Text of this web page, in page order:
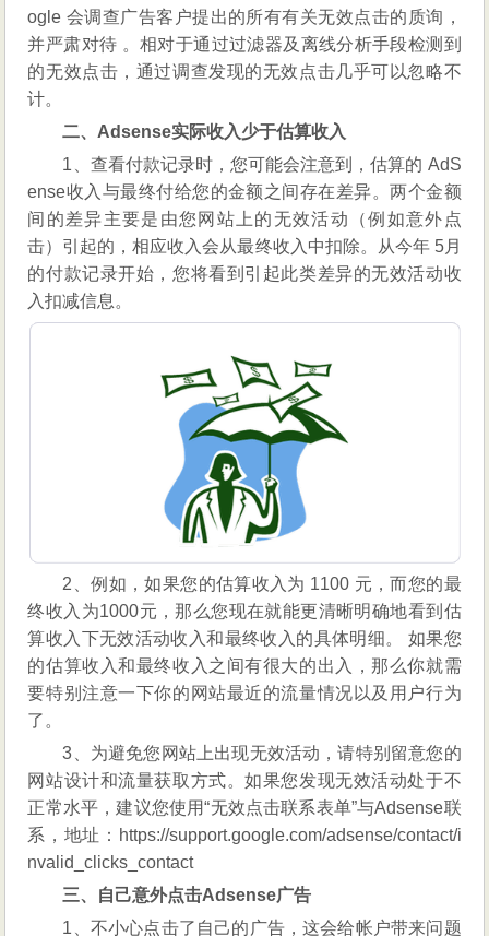
ogle 会调查广告客户提出的所有有关无效点击的质询，
并严肃对待 。相对于通过过滤器及离线分析手段检测到
的无效点击，通过调查发现的无效点击几乎可以忽略不
计。
二、Adsense实际收入少于估算收入
1、查看付款记录时，您可能会注意到，估算的 AdS
ense收入与最终付给您的金额之间存在差异。两个金额
间的差异主要是由您网站上的无效活动（例如意外点
击）引起的，相应收入会从最终收入中扣除。从今年 5月
的付款记录开始，您将看到引起此类差异的无效活动收
入扣减信息。
2、例如，如果您的估算收入为 1100 元，而您的最
终收入为1000元，那么您现在就能更清晰明确地看到估
算收入下无效活动收入和最终收入的具体明细。 如果您
的估算收入和最终收入之间有很大的出入，那么你就需
要特别注意一下你的网站最近的流量情况以及用户行为
了。
3、为避免您网站上出现无效活动，请特别留意您的
网站设计和流量获取方式。如果您发现无效活动处于不
正常水平，建议您使用“无效点击联系表单”与Adsense联
系，地址：https://support.google.com/adsense/contact/i
nvalid_clicks_contact
三、自己意外点击Adsense广告
1、不小心点击了自己的广告，这会给帐户带来问题